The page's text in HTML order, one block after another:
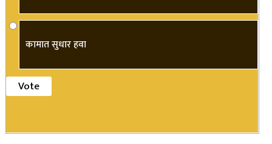
कामात सुधार हवा